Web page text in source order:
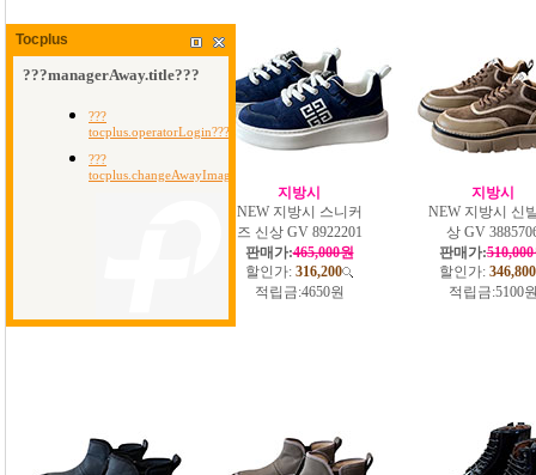
지방시
NEW 지방시 스니커
즈 신상 GV 8922201
판매가:465,000원
할인가: 316,200
적립금:4650원
지방시
NEW 지방시 신
상 GV
판매가:
할인가: 346,800
적립금:5100
Tocplus